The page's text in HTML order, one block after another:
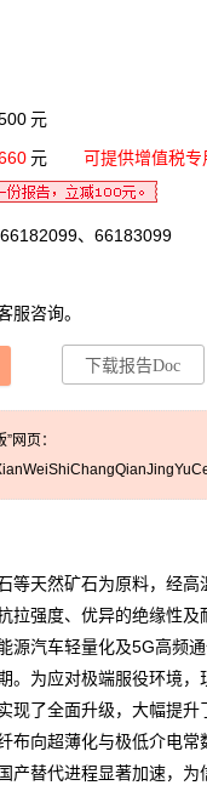
元
元 可提供增值税专
、66183099
咨询。
下载报告Doc
网页：
天然矿石为原料，经高
拉强度、优异的绝缘性及
源汽车轻量化及5G高频
。为应对极端服役环境，
现了全面升级，大幅提升
布向超薄化与极低介电常
产替代进程显著加速，为